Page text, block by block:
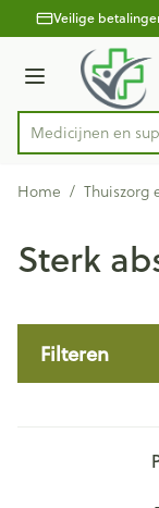
Ga naar de inhoud
1 van 1Veilige
Menu
Product, merk,
Medic
Home / Thuiszorg
Sterk
Filteren